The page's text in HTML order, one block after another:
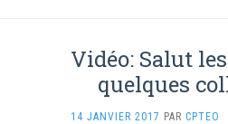
Vidéo: Salut
quelques
14 JANVIER 2017 PAR CPTEO